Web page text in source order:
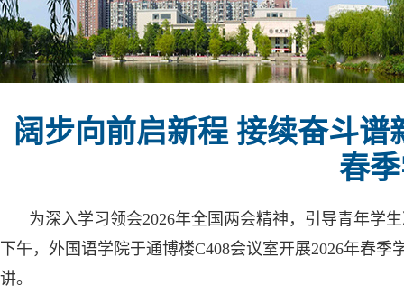
阔步向前启新程 接续奋斗
春
为深入学习领会2026年全国两会精神，引导青年学
下午，外国语学院于通博楼C408会议室开展2026年春
讲。